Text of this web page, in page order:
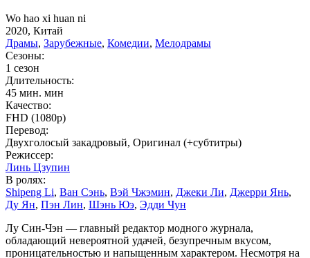
Wo hao xi huan ni
2020, Китай
Драмы, Зарубежные, Комедии, Мелодрамы
Сезоны:
1 сезон
Длительность:
45 мин. мин
Качество:
FHD (1080p)
Перевод:
Двухголосый закадровый, Оригинал (+субтитры)
Режиссер:
Линь Цзупин
В ролях:
Shipeng Li, Ван Сэнь, Вэй Чжэмин, Джеки Ли, Джерри Янь,
Ду Ян, Пэн Лин, Шэнь Юэ, Эдди Чун
Лу Син-Чэн — главный редактор модного журнала,
обладающий невероятной удачей, безупречным вкусом,
проницательностью и напыщенным характером. Несмотря на